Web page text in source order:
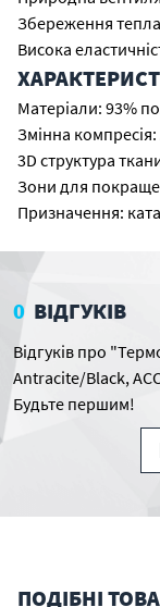
Збереження тепла
Висока
Матеріали: 93%
Змінна
3D структура
Зони для
Призначення:
0 ВІДГУКІВ
Відгуків про
Antracite/Black,
Будьте першим!
ПОДІБНІ